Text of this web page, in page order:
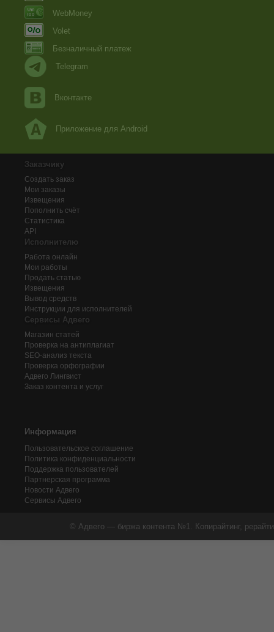
WebMoney
Volet
Безналичный платеж
Telegram
Вконтакте
Приложение для Android
Заказчику
Создать заказ
Мои заказы
Извещения
Пополнить счёт
Статистика
API
Исполнителю
Работа онлайн
Мои работы
Продать статью
Извещения
Вывод средств
Инструкции для исполнителей
Сервисы Адвего
Магазин статей
Проверка на антиплагиат
SEO-анализ текста
Проверка орфографии
Адвего Лингвист
Заказ контента и услуг
Информация
Пользовательское соглашение
Политика конфиденциальности
Поддержка пользователей
Партнерская программа
Новости Адвего
Сервисы Адвего
© Адвего — биржа контента №1. Копирайтинг,